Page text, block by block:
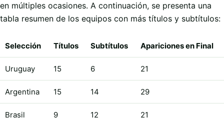
en múltiples ocasiones. A continuación, se presenta una
tabla resumen de los equipos con más títulos y subtítulos:
Selección Títulos Subtítulos Apariciones en Final
Uruguay 15 6 21
Argentina 15 14 29
Brasil 9 12 21